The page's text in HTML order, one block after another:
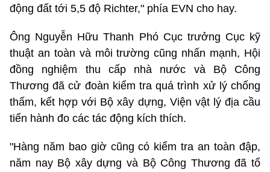
động đất tới 5,5 độ Richter," phía EVN cho hay.
Ông Nguyễn Hữu Thanh Phó Cục trưởng Cục kỹ
thuật an toàn và môi trường cũng nhấn mạnh, Hội
đồng nghiệm thu cấp nhà nước và Bộ Công
Thương đã cử đoàn kiểm tra quá trình xử lý chống
thấm, kết hợp với Bộ xây dựng, Viện vật lý địa cầu
tiến hành đo các tác động kích thích.
"Hàng năm bao giờ cũng có kiểm tra an toàn đập,
năm nay Bộ xây dựng và Bộ Công Thương đã tổ